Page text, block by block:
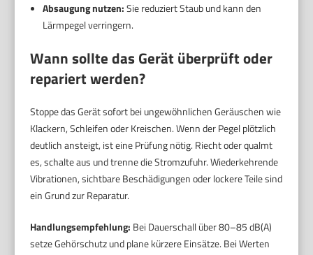
Absaugung nutzen:Sie reduziert Staub und kann den
Lärmpegel verringern.
Wann sollte das Gerät überprüft oder
repariert werden?
Stoppe das Gerät sofort bei ungewöhnlichen Geräuschen wie
Klackern, Schleifen oder Kreischen. Wenn der Pegel plötzlich
deutlich ansteigt, ist eine Prüfung nötig. Riecht oder qualmt
es, schalte aus und trenne die Stromzufuhr. Wiederkehrende
Vibrationen, sichtbare Beschädigungen oder lockere Teile sind
ein Grund zur Reparatur.
Handlungsempfehlung: Bei Dauerschall über 80–85 dB(A)
setze Gehörschutz und plane kürzere Einsätze. Bei Werten